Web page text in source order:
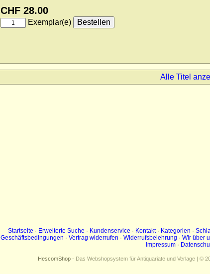
CHF 28.00
Exemplar(e)
Alle Titel
Startseite · Erweiterte Suche · Kundenservice · Kontakt· Kategorien ·
Geschäftsbedingungen · Vertrag widerrufen · Widerrufsbelehrung · Wir über
Impressum ·
HescomShop - Das Webshopsystem für Antiquariate und Verlage | ©